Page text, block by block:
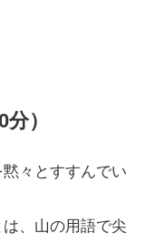
）
々とすすんでい
、山の用語で尖